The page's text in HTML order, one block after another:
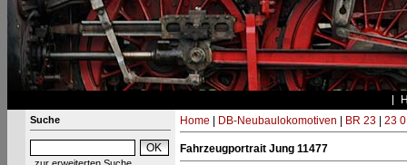
Suche Home DB-Neubaulokomotiven BR 23| 23
Fahrzeugportrait Jung 11477